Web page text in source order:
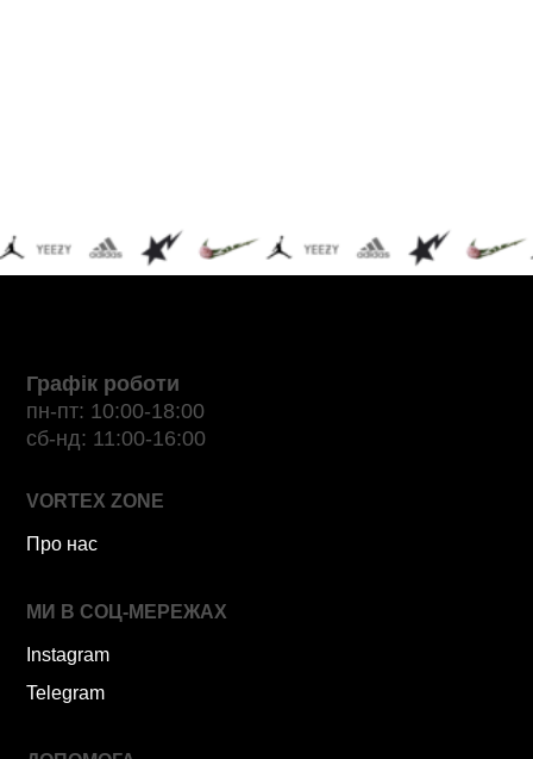
Графік роботи
пн-пт: 10:00-18:00
сб-нд: 11:00-16:00
VORTEX ZONE
Про нас
МИ В СОЦ-МЕРЕЖАХ
Instagram
Telegram